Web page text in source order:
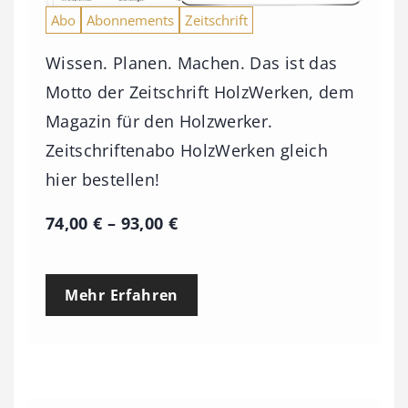
Abo Abonnements Zeitschrift
Wissen. Planen. Machen. Das ist das
Motto der Zeitschrift HolzWerken, dem
Magazin für den Holzwerker.
Zeitschriftenabo HolzWerken gleich
hier bestellen!
74,00€ – 93,00 €P
e
Mehr Erfahren